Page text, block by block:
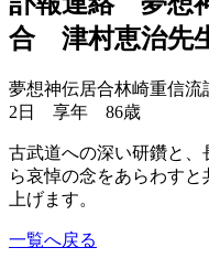
合 津村恵治先
夢想神伝居合林崎重信
2日 享年 86歳
古武道への深い研鑽と
ら哀悼の念をあらわす
上げます。
一覧へ戻る